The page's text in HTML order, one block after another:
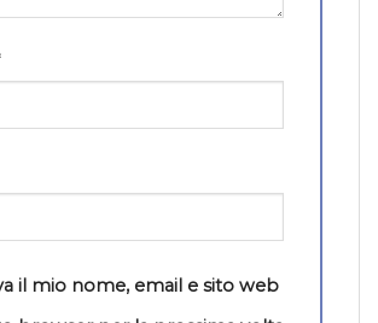
il mio nome, email e sito web